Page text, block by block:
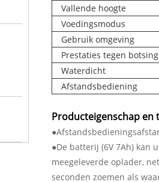
Vallende hoogte
Voedingsmodus
Gebruik omgeving
Prestaties tegen
Waterdicht
Afstandsbediening
Producteigenschap en
●De batterij (6V 7Ah) kan
meegeleverde oplader,
seconden zoemen als